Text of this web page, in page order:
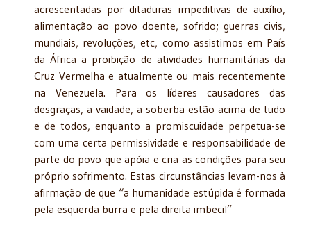
acrescentadas por ditaduras impeditivas de auxílio,
alimentação ao povo doente, sofrido; guerras civis,
mundiais, revoluções, etc, como assistimos em País
da África a proibição de atividades humanitárias da
Cruz Vermelha e atualmente ou mais recentemente
na Venezuela. Para os líderes causadores das
desgraças, a vaidade, a soberba estão acima de tudo
e de todos, enquanto a promiscuidade perpetua-se
com uma certa permissividade e responsabilidade de
parte do povo que apóia e cria as condições para seu
próprio sofrimento. Estas circunstâncias levam-nos à
afirmação de que “a humanidade estúpida é formada
pela esquerda burra e pela direita imbecil”